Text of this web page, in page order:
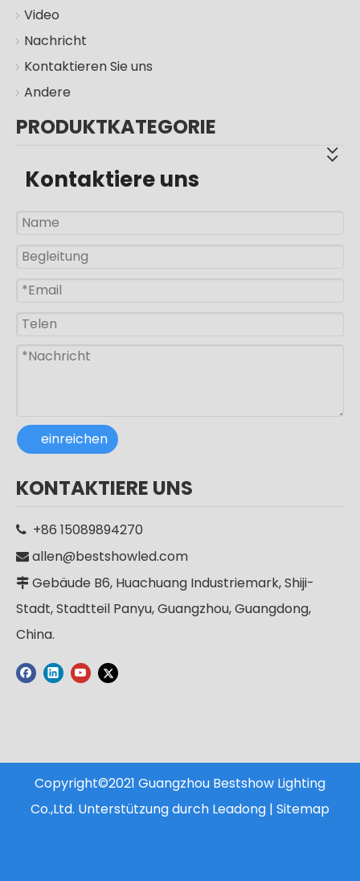
Video
Nachricht
Kontaktieren Sie uns
Andere
PRODUKTKATEGORIE
Kontaktiere uns
einreichen
KONTAKTIERE UNS
 +86 15089894270
 allen@bestshowled.com
 Gebäude B6, Huachuang Industriemark, Shiji-
Stadt, Stadtteil Panyu, Guangzhou, Guangdong,
China.
Copyright©2021 Guangzhou Bestshow Lighting
Co.,Ltd. Unterstützung durch Leadong | Sitemap